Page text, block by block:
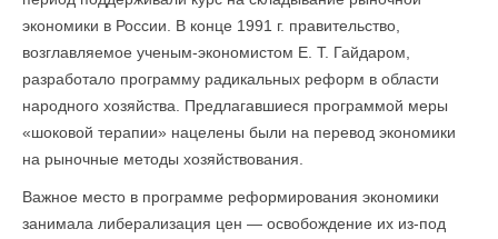
экономики в России. В конце 1991 г. правительство,
возглавляемое ученым-экономистом Е. Т. Гайдаром,
разработало программу радикальных реформ в области
народного хозяйства. Предлагавшиеся программой меры
«шоковой терапии» нацелены были на перевод экономики
на рыночные методы хозяйствования.
Важное место в программе реформирования экономики
занимала либерализация цен — освобождение их из-под